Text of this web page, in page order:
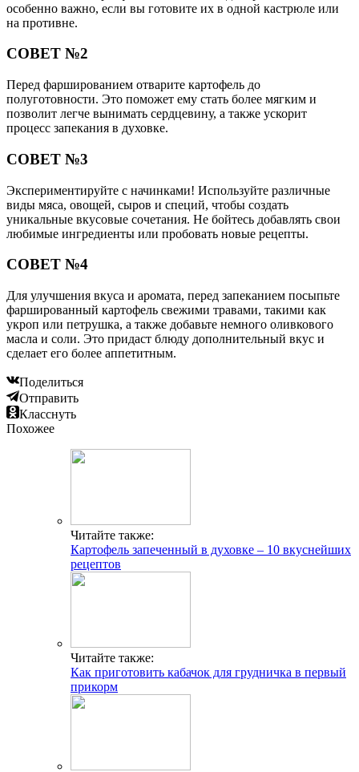
особенно важно, если вы готовите их в одной кастрюле или
на противне.
СОВЕТ №2
Перед фаршированием отварите картофель до
полуготовности. Это поможет ему стать более мягким и
позволит легче вынимать сердцевину, а также ускорит
процесс запекания в духовке.
СОВЕТ №3
Экспериментируйте с начинками! Используйте различные
виды мяса, овощей, сыров и специй, чтобы создать
уникальные вкусовые сочетания. Не бойтесь добавлять свои
любимые ингредиенты или пробовать новые рецепты.
СОВЕТ №4
Для улучшения вкуса и аромата, перед запеканием посыпьте
фаршированный картофель свежими травами, такими как
укроп или петрушка, а также добавьте немного оливкового
масла и соли. Это придаст блюду дополнительный вкус и
сделает его более аппетитным.
Поделиться
Отправить
Класснуть
Похожее
Читайте также:
Картофель запеченный в духовке – 10 вкуснейших
рецептов
Читайте также:
Как приготовить кабачок для грудничка в первый
прикорм